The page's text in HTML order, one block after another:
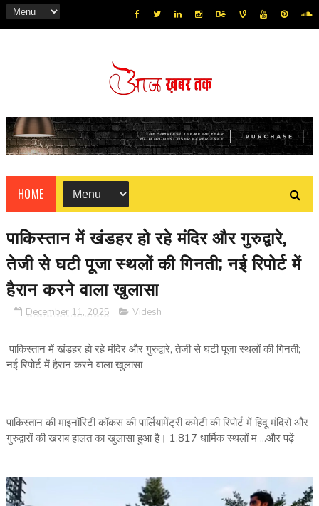
HOME
पाकिस्तान में खंडहर हो रहे मंदिर और गुरुद्वारे,
तेजी से घटी पूजा स्थलों की गिनती; नई रिपोर्ट में
हैरान करने वाला खुलासा
December 11, 2025 Videsh
पाकिस्तान में खंडहर हो रहे मंदिर और गुरुद्वारे, तेजी से घटी पूजा स्थलों की गिनती;
नई रिपोर्ट में हैरान करने वाला खुलासा
पाकिस्तान की माइनॉरिटी कॉकस की पार्लियामेंट्री कमेटी की रिपोर्ट में हिंदू मंदिरों और
गुरुद्वारों की खराब हालत का खुलासा हुआ है। 1,817 धार्मिक स्थलों म ...और पढ़ें